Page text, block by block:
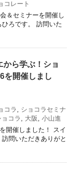
コレート
＆セミナーを開催し
ろです。 訪問いた
ら学ぶ！ショ
を開催しまし
コラ , ショコラセミナ
コラ , 大阪 , 小山進
開催しました！ スイ
問いただきありがと